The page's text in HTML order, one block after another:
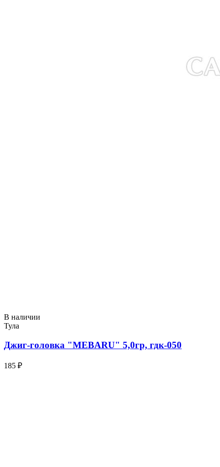
В наличии
Тула
Джиг-головка "MEBARU" 5,0гр, гдк-050
185 ₽